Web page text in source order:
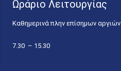
Ωράριο Λειτουργίας
Καθημερινά πλην επίσημων αργιών
7.30 – 15.30